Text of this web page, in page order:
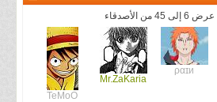
عرض 6 إلى 45 من الأصدقاء
ραɪи
Mr.ZaKaria
TeMoO